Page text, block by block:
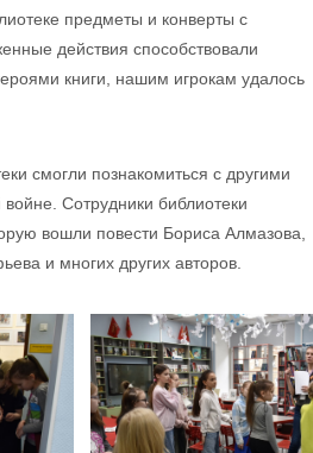
предметы и конверты с
действия способствовали
книги, нашим игрокам удалось
смогли познакомиться с другими
Сотрудники библиотеки
вошли повести Бориса Алмазова,
и многих других авторов.